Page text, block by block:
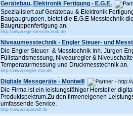
Gerätebau, Elektronik Fertigung - E.G.E.
Spezialisiert auf Gerätebau & Elektronik
Baugaugruppen, bietet die E.G.E Messtechnik
Baugruppenfertigung an.
http://www.ege-messtechnik.de
Niveaumesstechnik - Engler Steuer- und
Die Engler Steuer- & Messtechnik Inh. Jürgen
Füllstandsmessung, Niveauregler &
Temperaturmessung und Druckmesstechnik an.
http://www.engler-msr.de
Digitale Messgeräte - Montwill
Die Firma ist ein leistungsfähiger Hersteller
Produktspektrum.Zu den firmeneigenen
umfassende Service.
http://www.montwill.de